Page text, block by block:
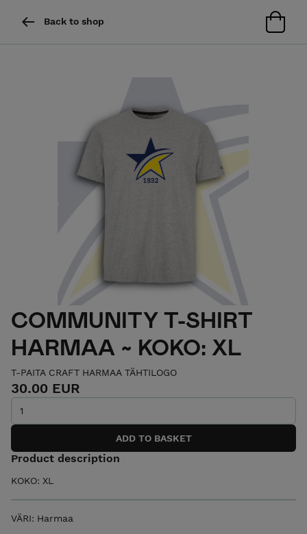
Back to shop
COMMUNITY T-SHIRT
HARMAA ~ KOKO: XL
T-PAITA CRAFT HARMAA TÄHTILOGO
30.00 EUR
Product description
KOKO: XL
VÄRI: Harmaa